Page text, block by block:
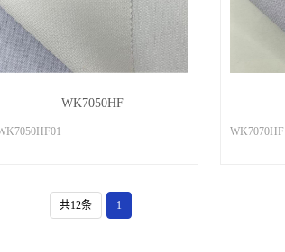
WK7050HF
WK7070HF
共12条 1